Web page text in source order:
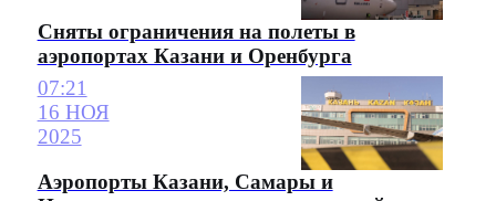
Сняты ограничения на полеты в
аэропортах Казани и Оренбурга
07:21
16 НОЯ
2025
Аэропорты Казани, Самары и